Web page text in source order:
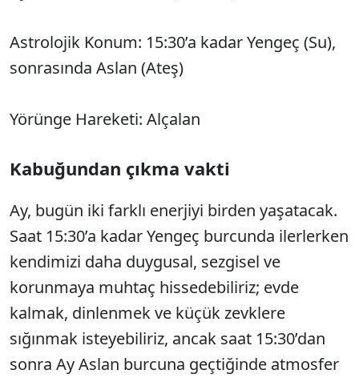
Astrolojik Konum: 15:30’a kadar Yengeç (Su),
sonrasında Aslan (Ateş)
Yörünge Hareketi: Alçalan
Kabuğundan çıkma vakti
Ay, bugün iki farklı enerjiyi birden yaşatacak.
Saat 15:30’a kadar Yengeç burcunda ilerlerken
kendimizi daha duygusal, sezgisel ve
korunmaya muhtaç hissedebiliriz; evde
kalmak, dinlenmek ve küçük zevklere
sığınmak isteyebiliriz, ancak saat 15:30’dan
sonra Ay Aslan burcuna geçtiğinde atmosfer